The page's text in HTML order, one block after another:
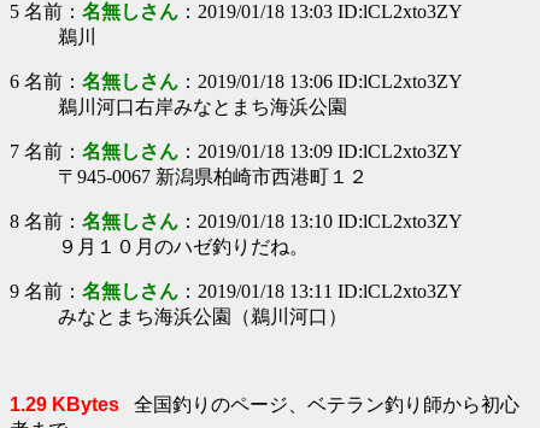
5 名前： 名無しさん ：2019/01/18 13:03 ID:lCL2xto3ZY
鵜川
6 名前： 名無しさん ：2019/01/18 13:06 ID:lCL2xto3ZY
鵜川河口右岸みなとまち海浜公園
7 名前： 名無しさん ：2019/01/18 13:09 ID:lCL2xto3ZY
〒945-0067 新潟県柏崎市西港町１２
8 名前： 名無しさん ：2019/01/18 13:10 ID:lCL2xto3ZY
９月１０月のハゼ釣りだね。
9 名前： 名無しさん ：2019/01/18 13:11 ID:lCL2xto3ZY
みなとまち海浜公園（鵜川河口）
1.29 KBytes
全国釣りのページ、ベテラン釣り師から初心